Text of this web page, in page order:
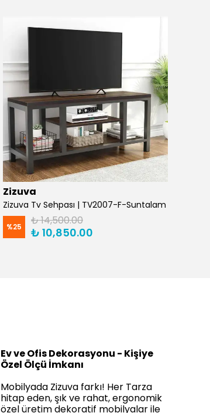
Zizuva
Zizuva Tv Sehpası | TV2007-F-Suntalam
%25 ₺ 14,500.00
₺ 10,850.00
Ev ve Ofis Dekorasyonu - Kişiye
Özel Ölçü İmkanı
Mobilyada Zizuva farkı! Her Tarza
hitap eden, şık ve rahat, ergonomik
özel üretim dekoratif mobilyalar ile